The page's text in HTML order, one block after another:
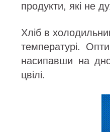
продукти, які не
Хліб в
температурі.
насипавши на
цвілі.